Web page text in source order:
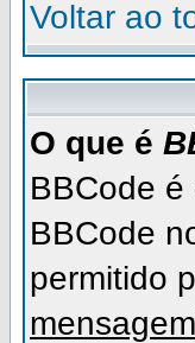
Voltar ao
O que é
BBCode
BBCode
permitido
mensagem